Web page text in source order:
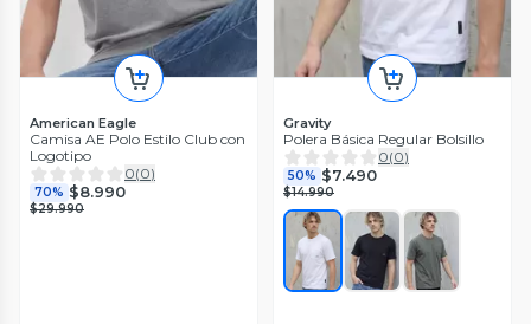
American Eagle
Camisa AE Polo Estilo Club con
Logotipo
0(0)
70% $8.990
$29.990
Gravity
Polera Básica Regular Bolsillo
0(0)
50% $7.490
$14.990